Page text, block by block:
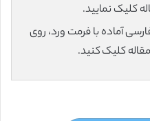
کلیک نمایید.
آماده با فرمت ورد، روی
کلیک کنید.